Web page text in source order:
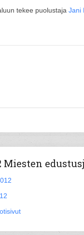
tekee puolustaja Jani
Miesten